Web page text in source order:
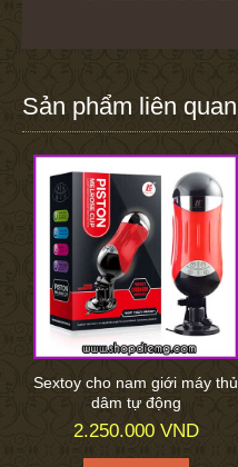
Sản phẩm liên quan
Sextoy cho nam giới máy thủ
dâm tự động
2.250.000 VND